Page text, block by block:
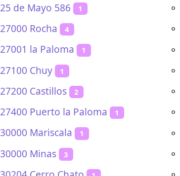
25 de Mayo 586 1
27000 Rocha 4
27001 la Paloma 1
27100 Chuy 1
27200 Castillos 2
27400 Puerto la Paloma 1
30000 Mariscala 1
30000 Minas 3
⚬
⚬
⚬
⚬
⚬
⚬
⚬
⚬